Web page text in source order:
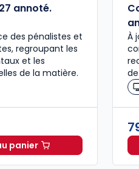
limitée à 37,00 € TTC
annoté.
des pénalistes et
regroupant les
et les
de la matière.
panier
Code pénal 2027 annoté.
À